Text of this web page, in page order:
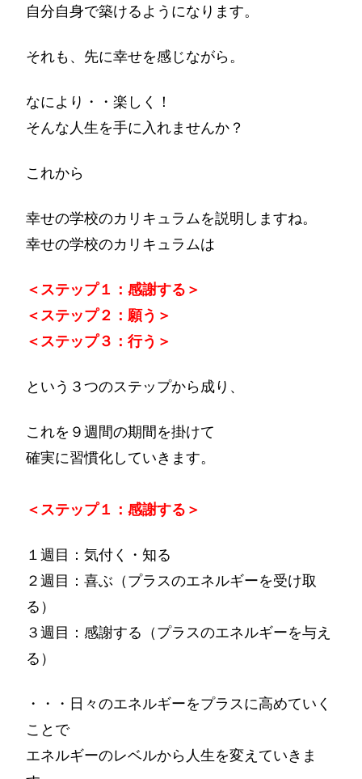
自分自身で築けるようになります。
それも、先に幸せを感じながら。
なにより・・楽しく！
そんな人生を手に入れませんか？
これから
幸せの学校のカリキュラムを説明しますね。
幸せの学校のカリキュラムは
＜ステップ１：感謝する＞
＜ステップ２：願う＞
＜ステップ３：行う＞
という３つのステップから成り、
これを９週間の期間を掛けて
確実に習慣化していきます。
＜ステップ１：感謝する＞
１週目：気付く・知る
２週目：喜ぶ（プラスのエネルギーを受け取
る）
３週目：感謝する（プラスのエネルギーを与え
る）
・・・日々のエネルギーをプラスに高めていく
ことで
エネルギーのレベルから人生を変えていきま